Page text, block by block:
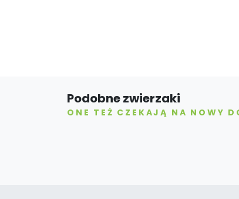
Podobne zwierzaki
ONE TEŻ CZEKAJĄ NA NOWY